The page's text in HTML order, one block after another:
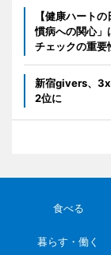
【健康ハート
慣病への関心
チェックの重要
新宿givers、
2位に
食べる
暮らす・働く